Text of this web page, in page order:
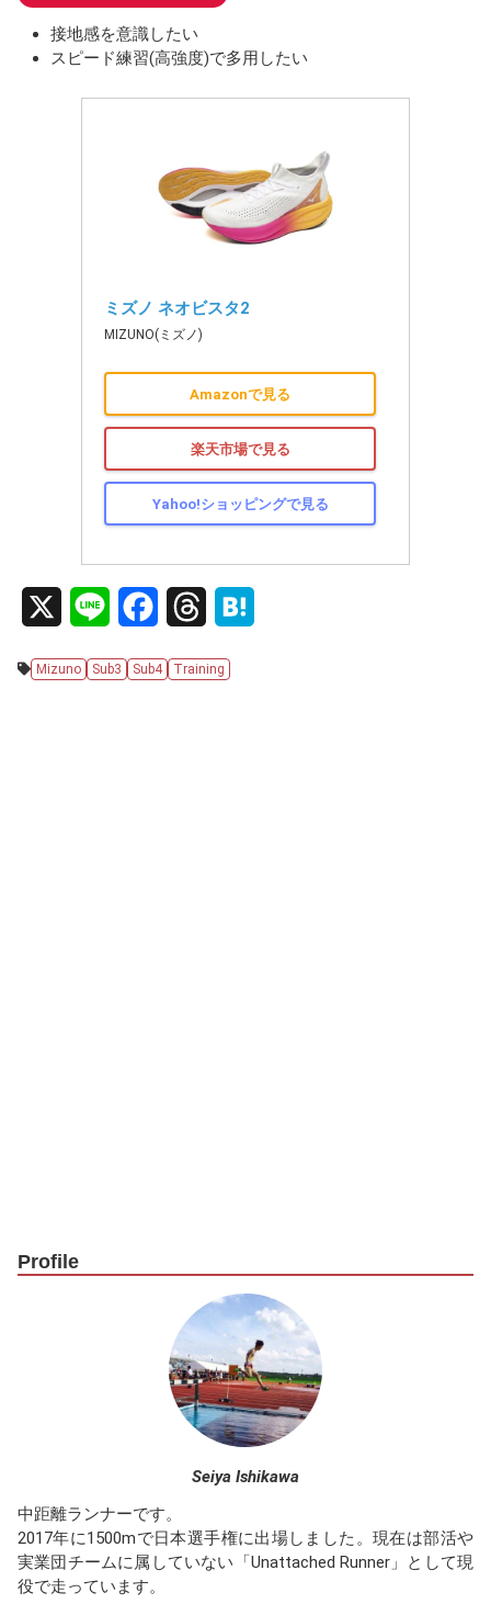
接地感を意識したい
スピード練習(高強度)で多用したい
ミズノ ネオビスタ2
MIZUNO(ミズノ)
Amazonで見る
楽天市場で見る
Yahoo!ショッピングで見る
n
c
r
Mizuno Sub3 Sub4 Training
Profile
Seiya Ishikawa
中距離ランナーです。
2017年に1500mで日本選手権に出場しました。現在は部活や
実業団チームに属していない「Unattached Runner」として現
役で走っています。